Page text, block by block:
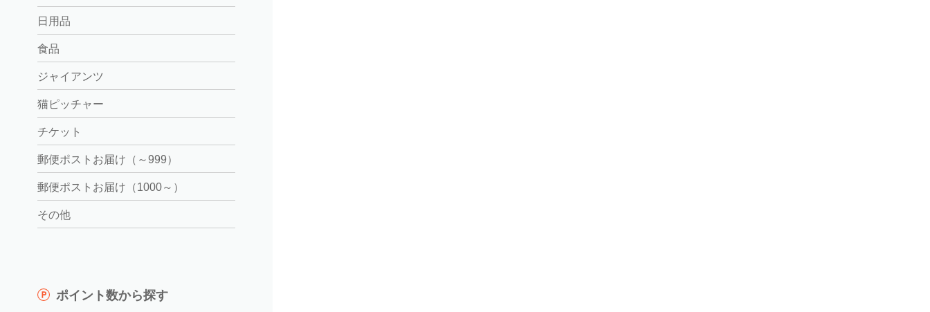
日用品
食品
ジャイアンツ
猫ピッチャー
チケット
郵便ポストお届け（～999）
郵便ポストお届け（1000～）
その他
ポイント数から探す